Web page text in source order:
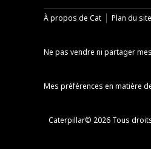
À propos de Cat Plan du site
Ne pas vendre ni partager
Mes préférences en matière
Caterpillar© 2026 Tous